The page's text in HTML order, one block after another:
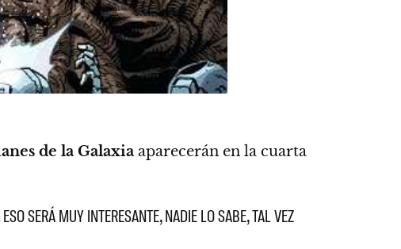
de la Galaxia aparecerán en la cuarta
SERÁ MUY INTERESANTE, NADIE LO SABE, TAL VEZ